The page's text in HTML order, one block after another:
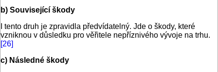
b) Související škody
I tento druh je zpravidla předvídatelný. Jde o škody, které
vzniknou v důsledku pro věřitele nepříznivého vývoje na trhu.
[26]
c) Následné škody